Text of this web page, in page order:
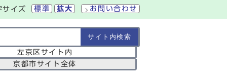
サイズ 標準 拡大 お問い合わせ
左京区サイト内
京都市サイト全体